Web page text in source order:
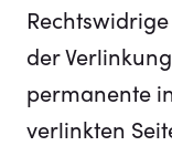
der
permanente
verlinkten